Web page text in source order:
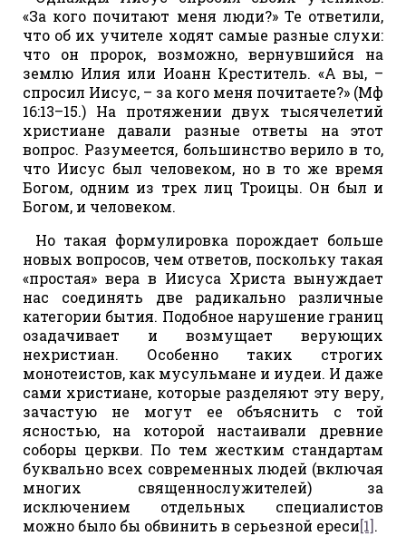
«За кого почитают меня люди?» Те ответили,
что об их учителе ходят самые разные слухи:
что он пророк, возможно, вернувшийся на
землю Илия или Иоанн Креститель. «А вы, –
спросил Иисус, – за кого меня почитаете?» (Мф
16:13–15.) На протяжении двух тысячелетий
христиане давали разные ответы на этот
вопрос. Разумеется, большинство верило в то,
что Иисус был человеком, но в то же время
Богом, одним из трех лиц Троицы. Он был и
Богом, и человеком.
Но такая формулировка порождает больше
новых вопросов, чем ответов, поскольку такая
«простая» вера в Иисуса Христа вынуждает
нас соединять две радикально различные
категории бытия. Подобное нарушение границ
озадачивает и возмущает верующих
нехристиан. Особенно таких строгих
монотеистов, как мусульмане и иудеи. И даже
сами христиане, которые разделяют эту веру,
зачастую не могут ее объяснить с той
ясностью, на которой настаивали древние
соборы церкви. По тем жестким стандартам
буквально всех современных людей (включая
многих священнослужителей) за
исключением отдельных специалистов
можно было бы обвинить в серьезной ереси[1].